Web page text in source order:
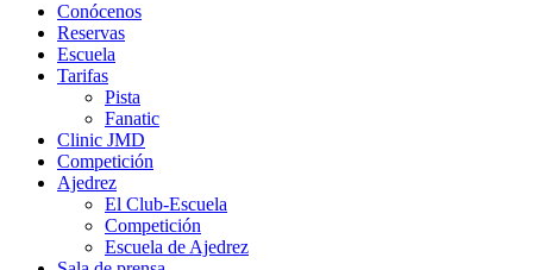
Conócenos
Reservas
Escuela
Tarifas
Pista
Fanatic
Clinic JMD
Competición
Ajedrez
El Club-Escuela
Competición
Escuela de Ajedrez